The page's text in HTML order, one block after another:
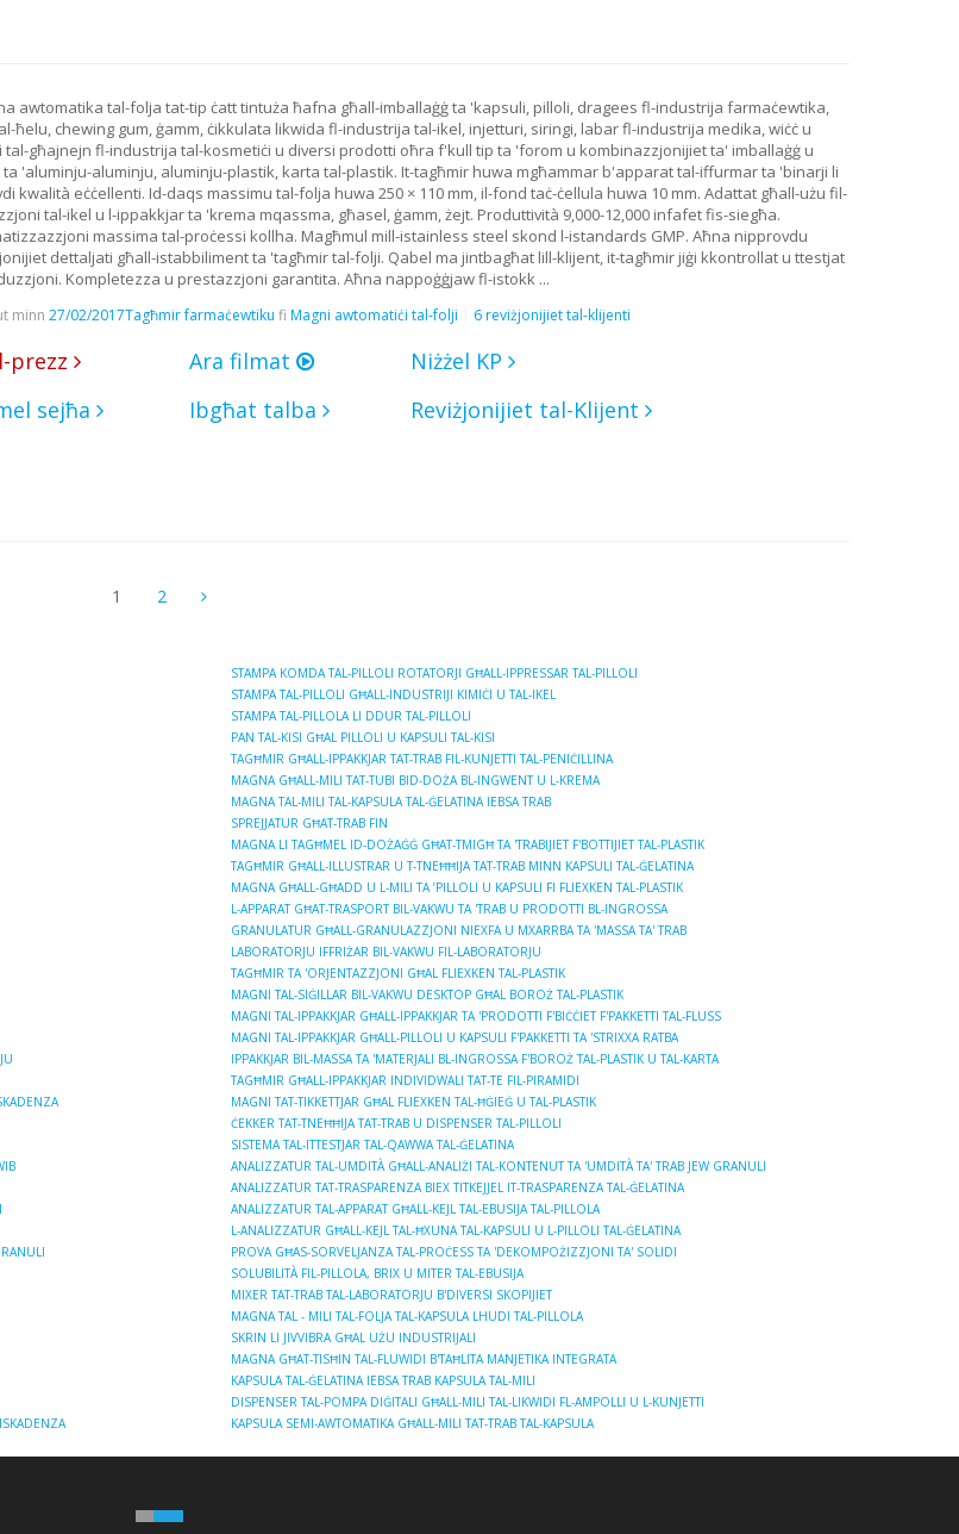
awtomatika tal-folja tat-tip ċatt tintuża ħafna għall-imballaġġ ta 'kapsuli, pilloli, dragees fl-industrija farmaċewtika,
ħelu, chewing gum, ġamm, ċikkulata likwida fl-industrija tal-ikel, injetturi, siringi, labar fl-industrija medika, wiċċ u
tal-għajnejn fl-industrija tal-kosmetiċi u diversi prodotti oħra f'kull tip ta 'forom u kombinazzjonijiet ta' imballaġġ u
ta 'aluminju-aluminju, aluminju-plastik, karta tal-plastik. It-tagħmir huwa mgħammar b'apparat tal-iffurmar ta 'binarji li
kwalità eċċellenti. Id-daqs massimu tal-folja huwa 250 × 110 mm, il-fond taċ-ċellula huwa 10 mm. Adattat għall-użu fil-
tal-ikel u l-ippakkjar ta 'krema mqassma, għasel, ġamm, żejt. Produttività 9,000-12,000 infafet fis-siegħa.
massima tal-proċessi kollha. Magħmul mill-istainless steel skond l-istandards GMP. Aħna nipprovdu
dettaljati għall-istabbiliment ta 'tagħmir tal-folji. Qabel ma jintbagħat lill-klijent, it-tagħmir jiġi kkontrollat ​​u ttestjat
Kompletezza u prestazzjoni garantita. Aħna nappoġġjaw fl-istokk ...
minn 27/02/2017Tagħmir farmaċewtiku fi Magni awtomatiċi tal-folji 6 reviżjonijiet tal-klijenti
prezz Ara filmat
Niżżel KP
sejħa
Ibgħat talba Reviżjonijiet tal-Klijent
1 2
STAMPA KOMDA TAL-PILLOLI ROTATORJI GĦALL-IPPRESSAR TAL-PILLOLI
STAMPA TAL-PILLOLI GĦALL-INDUSTRIJI KIMIĊI U TAL-IKEL
STAMPA TAL-PILLOLA LI DDUR TAL-PILLOLI
PAN TAL-KISI GĦAL PILLOLI U KAPSULI TAL-KISI
TAGĦMIR GĦALL-IPPAKKJAR TAT-TRAB FIL-KUNJETTI TAL-PENIĊILLINA
MAGNA GĦALL-MILI TAT-TUBI BID-DOŻA BL-INGWENT U L-KREMA
MAGNA TAL-MILI TAL-KAPSULA TAL-ĠELATINA IEBSA TRAB
SPREJJATUR GĦAT-TRAB FIN
MAGNA LI TAGĦMEL ID-DOŻAĠĠ GĦAT-TMIGĦ TA 'TRABIJIET F'BOTTIJIET TAL-PLASTIK
TAGĦMIR GĦALL-ILLUSTRAR U T-TNEĦĦIJA TAT-TRAB MINN KAPSULI TAL-ĠELATINA
MAGNA GĦALL-GĦADD U L-MILI TA ’PILLOLI U KAPSULI FI FLIEXKEN TAL-PLASTIK
L-APPARAT GĦAT-TRASPORT BIL-VAKWU TA 'TRAB U PRODOTTI BL-INGROSSA
GRANULATUR GĦALL-GRANULAZZJONI NIEXFA U MXARRBA TA 'MASSA TA' TRAB
LABORATORJU IFFRIŻAR BIL-VAKWU FIL-LABORATORJU
TAGĦMIR TA 'ORJENTAZZJONI GĦAL FLIEXKEN TAL-PLASTIK
MAGNI TAL-SIĠILLAR BIL-VAKWU DESKTOP GĦAL BOROŻ TAL-PLASTIK
MAGNI TAL-IPPAKKJAR GĦALL-IPPAKKJAR TA 'PRODOTTI F'BIĊĊIET F'PAKKETTI TAL-FLUSS
MAGNI TAL-IPPAKKJAR GĦALL-PILLOLI U KAPSULI F'PAKKETTI TA 'STRIXXA RATBA
IPPAKKJAR BIL-MASSA TA 'MATERJALI BL-INGROSSA F'BOROŻ TAL-PLASTIK U TAL-KARTA
TAGĦMIR GĦALL-IPPAKKJAR INDIVIDWALI TAT-TE FIL-PIRAMIDI
MAGNI TAT-TIKKETTJAR GĦAL FLIEXKEN TAL-ĦĠIEĠ U TAL-PLASTIK
ĊEKKER TAT-TNEĦĦIJA TAT-TRAB U DISPENSER TAL-PILLOLI
SISTEMA TAL-ITTESTJAR TAL-QAWWA TAL-ĠELATINA
ANALIZZATUR TAL-UMDITÀ GĦALL-ANALIŻI TAL-KONTENUT TA 'UMDITÀ TA' TRAB JEW GRANULI
ANALIZZATUR TAT-TRASPARENZA BIEX TITKEJJEL IT-TRASPARENZA TAL-ĠELATINA
ANALIZZATUR TAL-APPARAT GĦALL-KEJL TAL-EBUSIJA TAL-PILLOLA
L-ANALIZZATUR GĦALL-KEJL TAL-ĦXUNA TAL-KAPSULI U L-PILLOLI TAL-ĠELATINA
PROVA GĦAS-SORVELJANZA TAL-PROĊESS TA 'DEKOMPOŻIZZJONI TA' SOLIDI
SOLUBILITÀ FIL-PILLOLA, BRIX U MITER TAL-EBUSIJA
MIXER TAT-TRAB TAL-LABORATORJU B'DIVERSI SKOPIJIET
MAGNA TAL - MILI TAL-FOLJA TAL-KAPSULA LHUDI TAL-PILLOLA
SKRIN LI JIVVIBRA GĦAL UŻU INDUSTRIJALI
MAGNA GĦAT-TISĦIN TAL-FLUWIDI B'TAĦLITA MANJETIKA INTEGRATA
KAPSULA TAL-ĠELATINA IEBSA TRAB KAPSULA TAL-MILI
DISPENSER TAL-POMPA DIĠITALI GĦALL-MILI TAL-LIKWIDI FL-AMPOLLI U L-KUNJETTI
KAPSULA SEMI-AWTOMATIKA GĦALL-MILI TAT-TRAB TAL-KAPSULA